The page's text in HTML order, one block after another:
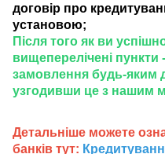
договір про
установою;
Після того як ви
вищеперелічені
замовлення будь-яким
узгодивши це з нашим
Детальніше можете
банків тут: